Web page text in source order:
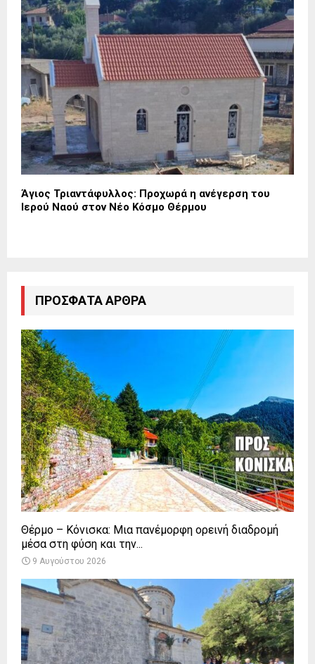
Άγιος Τριαντάφυλλος: Προχωρά η ανέγερση του
Ιερού Ναού στον Νέο Κόσμο Θέρμου
ΠΡΌΣΦΑΤΑ ΆΡΘΡΑ
Θέρμο – Κόνισκα: Μια πανέμορφη ορεινή διαδρομή
μέσα στη φύση και την...
9 Αυγούστου 2026